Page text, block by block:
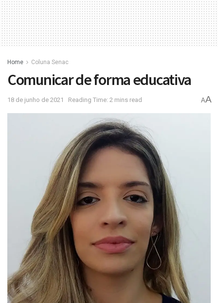
Home Coluna Senac
Comunicar de forma educativa
18 de junho de 2021 Reading Time: 2 mins read AA